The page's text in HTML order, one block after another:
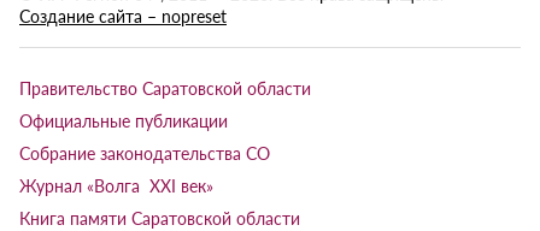
Создание сайта – nopreset
Правительство Саратовской области
Официальные публикации
Собрание законодательства СО
Журнал «Волга XXI век»
Книга памяти Саратовской области